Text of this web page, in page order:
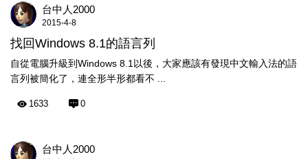
台中人2000
2015-4-8
找回Windows 8.1的語言列
自從電腦升級到Windows 8.1以後，大家應該有發現中文輸入法的語
言列被簡化了，連全形半形都看不 ...
1633 0
台中人2000